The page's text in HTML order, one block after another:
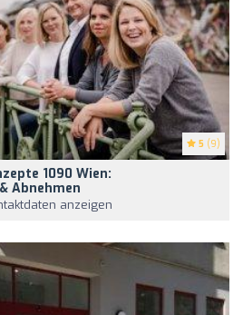
5 (9)
1090 Wien:
Abnehmen
anzeigen